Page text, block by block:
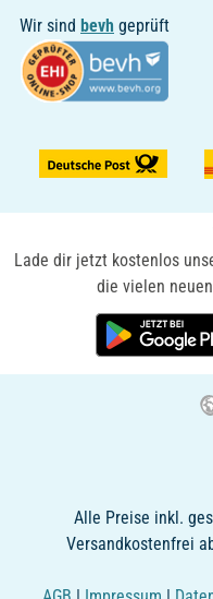
Wir sind bevh geprüft
Lade dir jetzt kostenlos
die vielen
Alle Preise inkl.
Versandkostenfrei